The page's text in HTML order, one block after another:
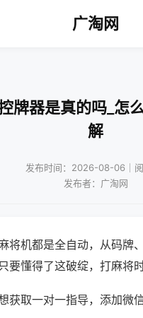
广淘网
牌器是真的吗_怎
解
发布时间：2026-08-06｜
发布者：广淘网
将机都是全自动，从码牌
要懂得了这破绽，打麻将
获取一对一指导，添加微